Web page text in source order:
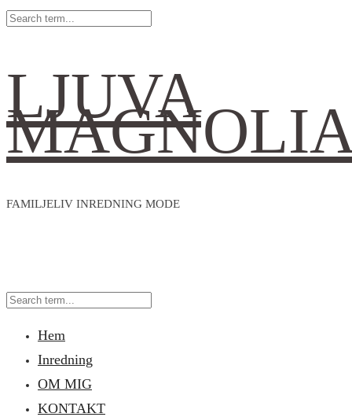
LJUVA
FAMILJELIV INREDNING MODE
Hem
Inredning
OM MIG
KONTAKT